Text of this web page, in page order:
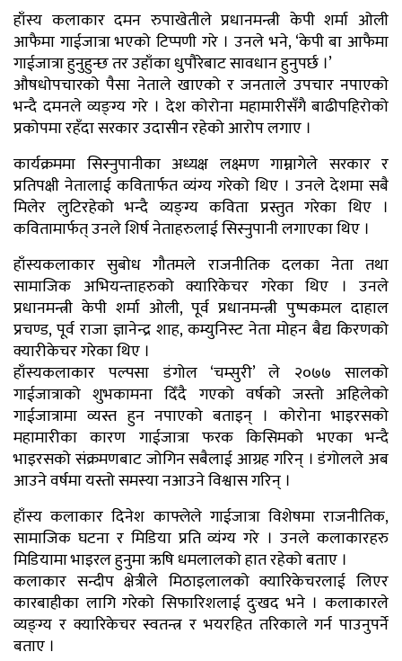
हाँस्य कलाकार दमन रुपाखेतीले प्रधानमन्त्री केपी शर्मा ओली
आफैमा गाईजात्रा भएको टिप्पणी गरे । उनले भने, ‘केपी बा आफैमा
गाईजात्रा हुनुहुन्छ तर उहाँका धुपौरेबाट सावधान हुनुपर्छ ।’
औषधोपचारको पैसा नेताले खाएको र जनताले उपचार नपाएको
भन्दै दमनले व्यङ्ग्य गरे । देश कोरोना महामारीसँगै बाढीपहिरोको
प्रकोपमा रहँदा सरकार उदासीन रहेको आरोप लगाए ।
कार्यक्रममा सिस्नुपानीका अध्यक्ष लक्ष्मण गाम्नागेले सरकार र
प्रतिपक्षी नेतालाई कवितार्फत व्यंग्य गरेको थिए । उनले देशमा सबै
मिलेर लुटिरहेको भन्दै व्यङ्ग्य कविता प्रस्तुत गरेका थिए ।
कवितामार्फत् उनले शिर्ष नेताहरुलाई सिस्नुपानी लगाएका थिए ।
हाँस्यकलाकार सुबोध गौतमले राजनीतिक दलका नेता तथा
सामाजिक अभियन्ताहरुको क्यारिकेचर गरेका थिए । उनले
प्रधानमन्त्री केपी शर्मा ओली, पूर्व प्रधानमन्त्री पुष्पकमल दाहाल
प्रचण्ड, पूर्व राजा ज्ञानेन्द्र शाह, कम्युनिस्ट नेता मोहन बैद्य किरणको
क्यारीकेचर गरेका थिए ।
हाँस्यकलाकार पल्पसा डंगोल ‘चम्सुरी’ ले २०७७ सालको
गाईजात्राको शुभकामना दिँदै गएको वर्षको जस्तो अहिलेको
गाईजात्रामा व्यस्त हुन नपाएको बताइन् । कोरोना भाइरसको
महामारीका कारण गाईजात्रा फरक किसिमको भएका भन्दै
भाइरसको संक्रमणबाट जोगिन सबैलाई आग्रह गरिन् । डंगोलले अब
आउने वर्षमा यस्तो समस्या नआउने विश्वास गरिन् ।
हाँस्य कलाकार दिनेश काफ्लेले गाईजात्रा विशेषमा राजनीतिक,
सामाजिक घटना र मिडिया प्रति व्यंग्य गरे । उनले कलाकारहरु
मिडियामा भाइरल हुनुमा ऋषि धमलालको हात रहेको बताए ।
कलाकार सन्दीप क्षेत्रीले मिठाइलालको क्यारिकेचरलाई लिएर
कारबाहीका लागि गरेको सिफारिशलाई दुःखद भने । कलाकारले
व्यङ्ग्य र क्यारिकेचर स्वतन्त्र र भयरहित तरिकाले गर्न पाउनुपर्ने
बताए ।